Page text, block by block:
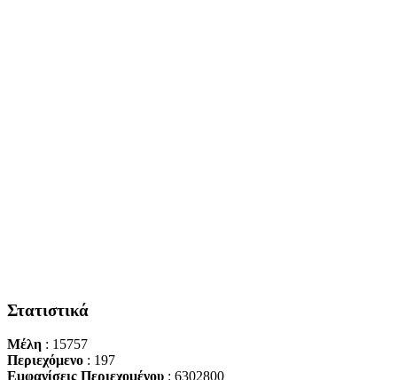
Στατιστικά
Μέλη : 15757
Περιεχόμενο : 197
Εμφανίσεις Περιεχομένου : 6302800